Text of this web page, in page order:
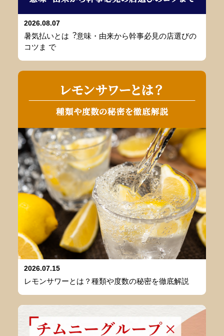
2026.08.07
暑気払いとは︖意味・由来から幹事必⾒の店選びの
コツま で
2026.07.15
レモンサワーとは？種類や度数の秘密を徹底解説